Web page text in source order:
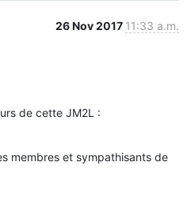
26 Nov 2017 11:33 a.m.
de cette JM2L :
membres et sympathisants de